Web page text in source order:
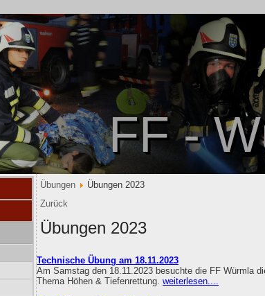
FF -
Übungen
Übungen 2023
Zurück
Übungen 2023
Technische Übung am 18.11.2023
Am Samstag den 18.11.2023 besuchte die FF Würmla
Thema Höhen & Tiefenrettung. weiterlesen....